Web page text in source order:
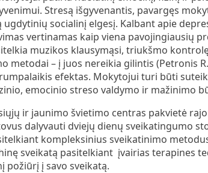
Stresą išgyvenantis, pavargęs
socialinį elgesį. Kalbant apie
vertinamas kaip viena pavojingiausių
muzikos klausymąsi, triukšmo
metodai – į juos nereikia gilintis (Petronis
efektas. Mokytojui turi būti
emocinio streso valdymo ir mažinimo
ir jaunimo švietimo centras pakvietė
dalyvauti dviejų dienų sveikatingumo
kompleksinius sveikatinimo
sveikatą pasitelkiant įvairias terapines
į savo sveikatą.